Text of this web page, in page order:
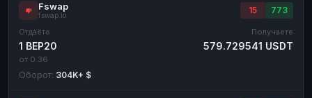
Fswap
fswap.io
15 773
Отдаёте
1 BEP20
от 0.36
Получаете
579.729541 USDT
Оборот: 304K+ $